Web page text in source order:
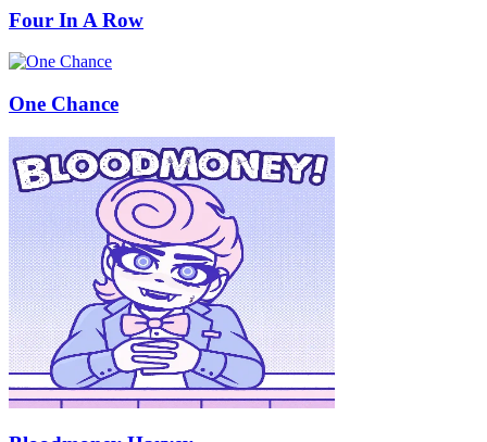
Four In A Row
One Chance